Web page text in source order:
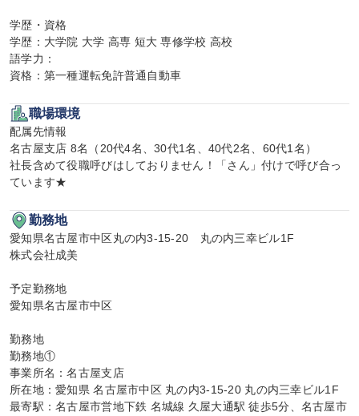
学歴・資格
学歴：大学院 大学 高専 短大 専修学校 高校
語学力：
資格：第一種運転免許普通自動車
職場環境
配属先情報
名古屋支店 8名（20代4名、30代1名、40代2名、60代1名）
社長含めて役職呼びはしておりません！「さん」付けで呼び合っ
ています★
勤務地
愛知県名古屋市中区丸の内3-15-20　丸の内三幸ビル1F
株式会社成美
予定勤務地
愛知県名古屋市中区
勤務地
勤務地①
事業所名：名古屋支店
所在地：愛知県 名古屋市中区 丸の内3-15-20 丸の内三幸ビル1F
最寄駅：名古屋市営地下鉄 名城線 久屋大通駅 徒歩5分、名古屋市